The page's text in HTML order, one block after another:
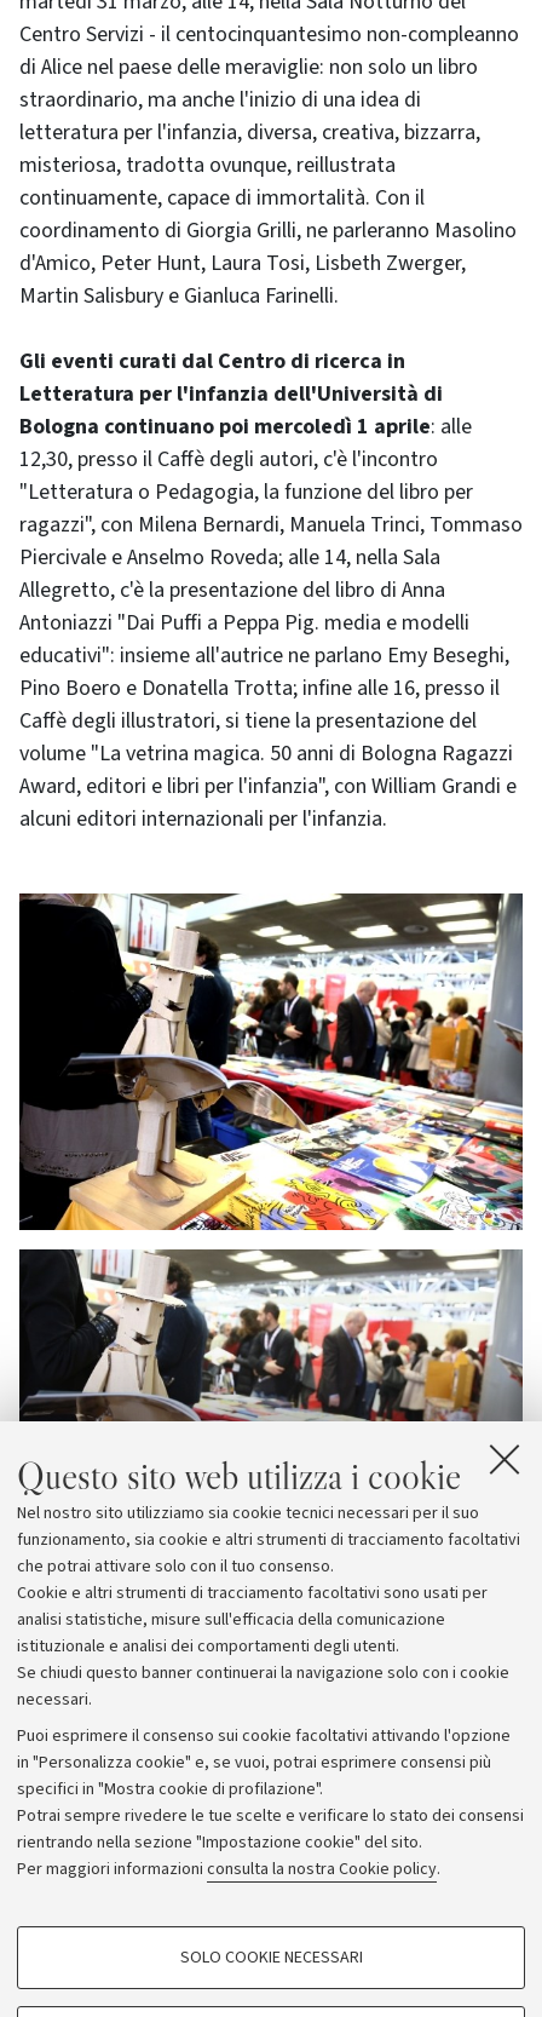
Questo sito web utilizza i cookie
Nel nostro sito utilizziamo sia cookie tecnici necessari per il suo
funzionamento, sia cookie e altri strumenti di tracciamento facoltativi
che potrai attivare solo con il tuo consenso.
Cookie e altri strumenti di tracciamento facoltativi sono usati per
analisi statistiche, misure sull'efficacia della comunicazione
istituzionale e analisi dei comportamenti degli utenti.
Se chiudi questo banner continuerai la navigazione solo con i cookie
necessari.
Puoi esprimere il consenso sui cookie facoltativi attivando l'opzione
in "Personalizza cookie" e, se vuoi, potrai esprimere consensi più
specifici in "Mostra cookie di profilazione".
Potrai sempre rivedere le tue scelte e verificare lo stato dei consensi
rientrando nella sezione "Impostazione cookie" del sito.
Per maggiori informazioni consulta la nostra Cookie policy.
COOKIE DI PROFILAZIONE - FACOLTATIVI
SOLO COOKIE NECESSARI
Centro Servizi - il centocinquantesimo non-compleanno
di Alice nel paese delle meraviglie: non solo un libro
straordinario, ma anche l'inizio di una idea di
letteratura per l'infanzia, diversa, creativa, bizzarra,
misteriosa, tradotta ovunque, reillustrata
continuamente, capace di immortalità. Con il
coordinamento di Giorgia Grilli, ne parleranno Masolino
d'Amico, Peter Hunt, Laura Tosi, Lisbeth Zwerger,
Martin Salisbury e Gianluca Farinelli.
Gli eventi curati dal Centro di ricerca in
Letteratura per l'infanzia dell'Università di
Bologna continuano poi mercoledì 1 aprile: alle
12,30, presso il Caffè degli autori, c'è l'incontro
"Letteratura o Pedagogia, la funzione del libro per
ragazzi", con Milena Bernardi, Manuela Trinci, Tommaso
Piercivale e Anselmo Roveda; alle 14, nella Sala
Allegretto, c'è la presentazione del libro di Anna
Antoniazzi "Dai Puffi a Peppa Pig. media e modelli
educativi": insieme all'autrice ne parlano Emy Beseghi,
Pino Boero e Donatella Trotta; infine alle 16, presso il
Caffè degli illustratori, si tiene la presentazione del
volume "La vetrina magica. 50 anni di Bologna Ragazzi
Award, editori e libri per l'infanzia", con William Grandi e
alcuni editori internazionali per l'infanzia.
Archivio
Comunicati stampa
Redazione
Rassegna stampa